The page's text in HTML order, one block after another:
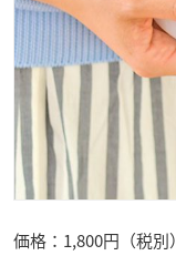
価格：1,800円（税別）